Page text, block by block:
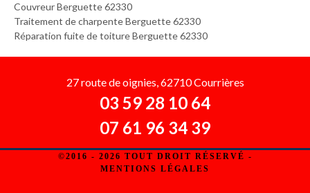
Couvreur Berguette 62330
Traitement de charpente Berguette 62330
Réparation fuite de toiture Berguette 62330
27 route de oignies, 62710 Courrières
03 59 28 10 64
07 61 96 34 39
©2016 - 2026 TOUT DROIT RÉSERVÉ -
MENTIONS LÉGALES